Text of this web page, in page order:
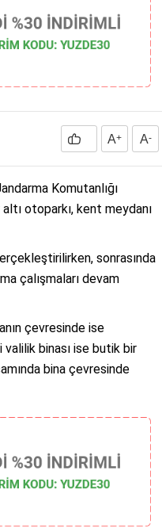
A+ A-
Komutanlığı
altı otoparkı, kent meydanı
sonrasında
çalışmaları devam
çevresinde ise
binası ise butik bir
bina çevresinde